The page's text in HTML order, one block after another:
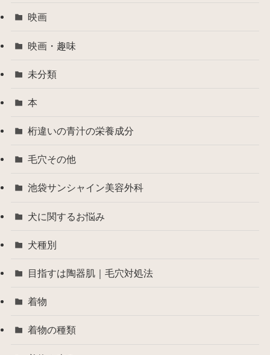
映画
映画・趣味
未分類
本
桁違いの青汁の栄養成分
毛穴その他
池袋サンシャイン美容外科
犬に関するお悩み
犬種別
目指すは陶器肌｜毛穴対処法
着物
着物の種類